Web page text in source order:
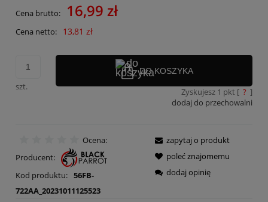
Cena brutto: 16,99 zł
Cena netto: 13,81 zł
szt.
DO KOSZYKA
Zyskujesz 1 pkt [ ? ]
dodaj do przechowalni
Ocena:
Producent:
Kod produktu: 56FB-
722AA_20231011125523
zapytaj o produkt
poleć znajomemu
dodaj opinię